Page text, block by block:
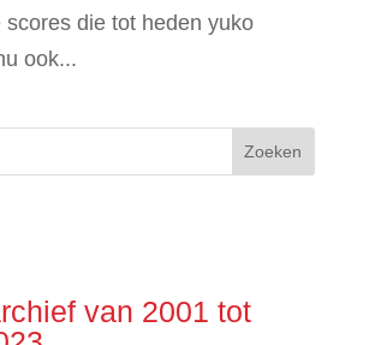
scores die tot heden yuko
ook...
van 2001 tot